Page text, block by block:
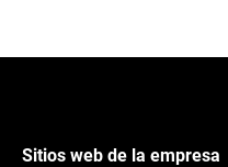
Sitios web de la empresa